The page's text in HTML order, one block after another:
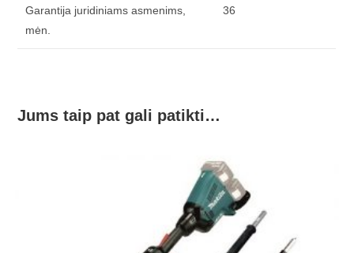
Garantija juridiniams asmenims,
mėn.
36
Jums taip pat gali patikti…